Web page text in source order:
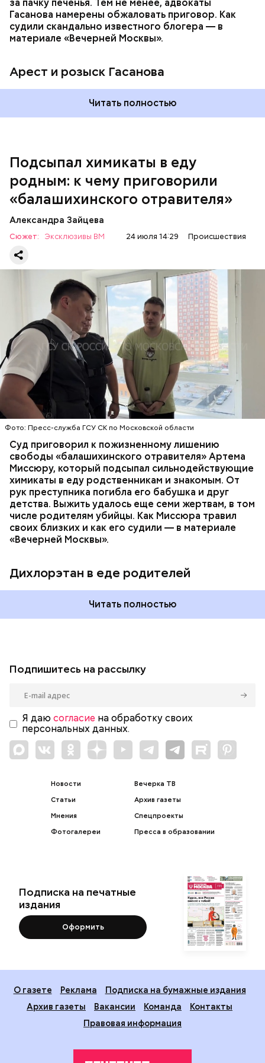
за пачку печенья. Тем не менее, адвокаты
Гасанова намерены обжаловать приговор. Как
судили скандально известного блогера — в
материале «Вечерней Москвы».
Арест и розыск Гасанова
Читать полностью
Подсыпал химикаты в еду
родным: к чему приговорили
«балашихинского отравителя»
Александра Зайцева
Сюжет: Эксклюзивы ВМ 24 июля 14:29 Происшествия
Фото: Пресс-служба ГСУ СК по Московской области
Суд приговорил к пожизненному лишению
свободы «балашихинского отравителя» Артема
Миссюру, который подсыпал сильнодействующие
химикаты в еду родственникам и знакомым. От
рук преступника погибла его бабушка и друг
детства. Выжить удалось еще семи жертвам, в том
числе родителям убийцы. Как Миссюра травил
своих близких и как его судили — в материале
«Вечерней Москвы».
Дихлорэтан в еде родителей
Все началось в июне, когда двое супругов
обратились в местную больницу с жалобами на
плохое самочувствие. Врачи не смогли поставить
им точный диагноз, после чего анализы
потерпевших направили на экспертизу. В них
специалисты обнаружили сильнодействующий
химикат дихлорэтан, который не мог попасть в
организм супругов случайно. То же самое вещество
нашли в еде, изъятой из квартиры пострадавших.
Play
Video
Видео: пресс-служба ГСУ СК по Московской области
Началось расследование. В квартире потерпевших
Также отравленную пищу ела его младшая сестра.
Читать полностью
ОТРАВЛЕНИЯ БАЛАШИХА
РОДИТЕЛИ
СЛЕДСТВЕННЫЙ КОМИТЕТ
ЭКСПЕРТИЗЫ
Подпишитесь на рассылку
Я даю согласие на обработку своих
персональных данных.
Новости
Статьи
Мнения
Фотогалереи
Вечерка ТВ
Архив газеты
Спецпроекты
Пресса в образовании
Подписка на печатные
издания
Оформить
О газете Реклама
Подписка на бумажные издания
Архив газеты
Вакансии Команда
Контакты
Правовая информация